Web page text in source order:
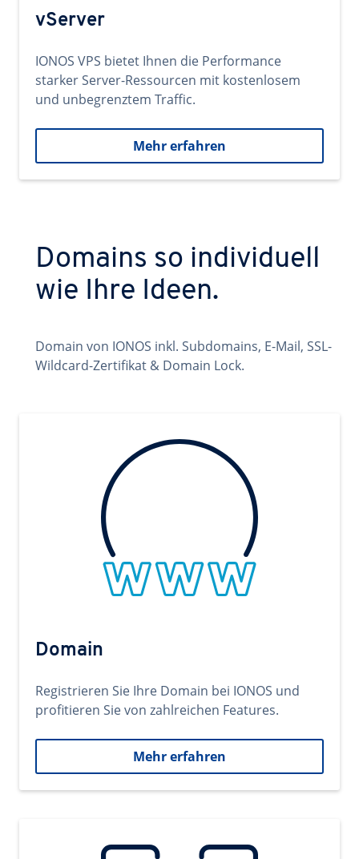
vServer
IONOS VPS bietet Ihnen die Performance
starker Server-Ressourcen mit kostenlosem
und unbegrenztem Traffic.
Mehr erfahren
Domains so individuell
wie Ihre Ideen.
Domain von IONOS inkl. Subdomains, E-Mail, SSL-
Wildcard-Zertifikat & Domain Lock.
Domain
Registrieren Sie Ihre Domain bei IONOS und
profitieren Sie von zahlreichen Features.
Mehr erfahren